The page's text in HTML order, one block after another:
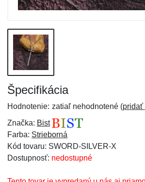
Špecifikácia
Hodnotenie: zatiaľ nehodnotené (pridať
Značka: Bist
Farba: Strieborná
Kód tovaru: SWORD-SILVER-X
Dostupnosť: nedostupné